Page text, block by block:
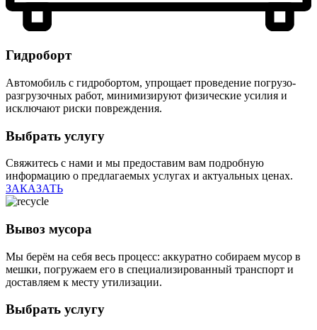
Гидроборт
Автомобиль с гидробортом, упрощает проведение погрузо-
разгрузочных работ, минимизируют физические усилия и
исключают риски повреждения.
Выбрать услугу
Свяжитесь с нами и мы предоставим вам подробную
информацию о предлагаемых услугах и актуальных ценах.
ЗАКАЗАТЬ
Вывоз мусора
Мы берём на себя весь процесс: аккуратно собираем мусор в
мешки, погружаем его в специализированный транспорт и
доставляем к месту утилизации.
Выбрать услугу